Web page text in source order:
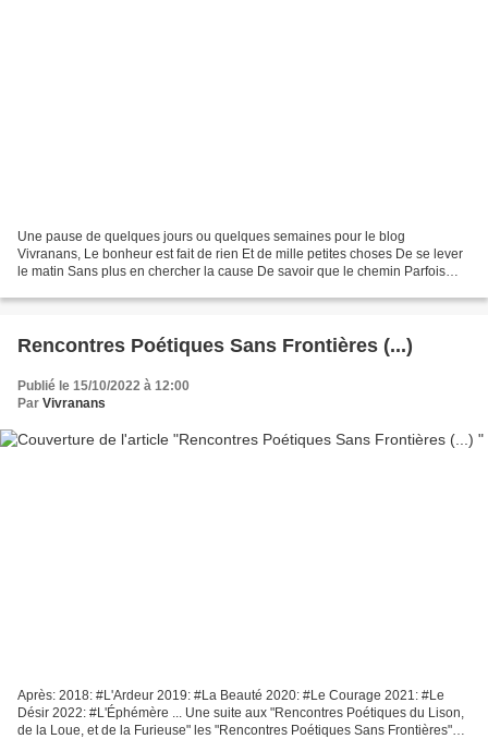
Une pause de quelques jours ou quelques semaines pour le blog
Vivranans, Le bonheur est fait de rien Et de mille petites choses De se lever
le matin Sans plus en chercher la cause De savoir que le chemin Parfois
Rencontres Poétiques Sans Frontières (...)
Publié le 15/10/2022 à 12:00
Par Vivranans
Après: 2018: #L'Ardeur 2019: #La Beauté 2020: #Le Courage 2021: #Le
Désir 2022: #L'Éphémère ... Une suite aux "Rencontres Poétiques du Lison,
de la Loue, et de la Furieuse" les "Rencontres Poétiques Sans Frontières"